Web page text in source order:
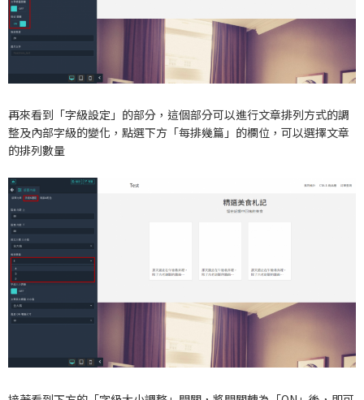
再來看到「字級設定」的部分，這個部分可以進行文章排列方式的調
整及內部字級的變化，點選下方「每排幾篇」的欄位，可以選擇文章
的排列數量